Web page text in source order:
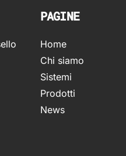
PAGINE
Home
Chi siamo
Sistemi
Prodotti
News